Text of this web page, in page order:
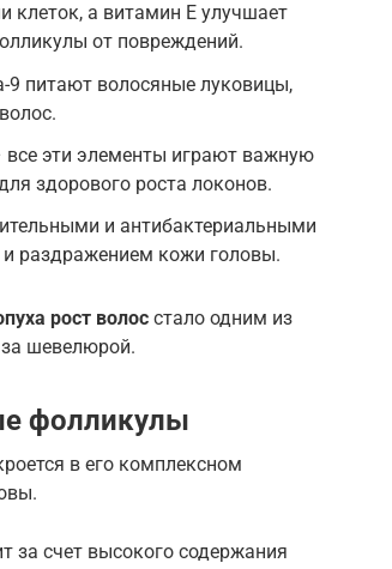
клеток, а витамин E улучшает
от повреждений.
питают волосяные луковицы,
все эти элементы играют важную
здорового роста локонов.
и антибактериальными
раздражением кожи головы.
рост волос стало одним из
шевелюрой.
фолликулы
в его комплексном
за счет высокого содержания